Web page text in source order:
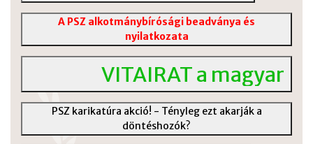
A PSZ alkotmánybírósági beadványa és
nyilatkozata
VITAIRAT a magyar
PSZ karikatúra akció! - Tényleg ezt akarják a
döntéshozók?